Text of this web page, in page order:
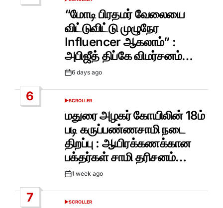
POSTED
IN
“மோடி பிரதமர் வேலையை
விட்டுவிட்டு முழுநேர
Influencer ஆகலாம்” :
அபிஜீத் திப்கே விமர்சனம்…
Post6 days ago
6
POSTED
SCROLLER
மதுரை அழகர் கோயிலின் 18ம்
படி கருப்பண்ணசாமி நடை
திறப்பு : ஆயிரக்கணக்கான
பக்தர்கள் சாமி தரிசனம்…
Post1 week ago
7
POSTED
SCROLLER